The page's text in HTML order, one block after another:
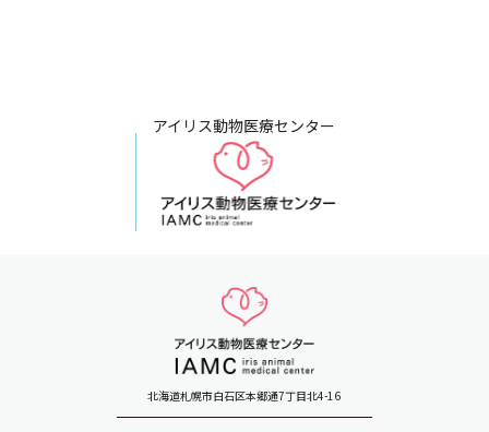
アイリス動物医療センター
北海道札幌市白石区本郷通7丁目北4-16